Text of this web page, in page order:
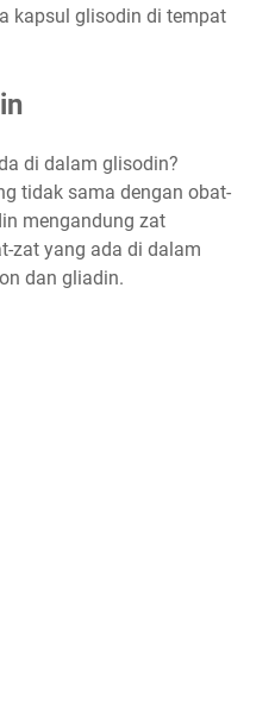
kapsul glisodin di tempat
di dalam glisodin?
tidak sama dengan obat-
mengandung zat
zat yang ada di dalam
dan gliadin.